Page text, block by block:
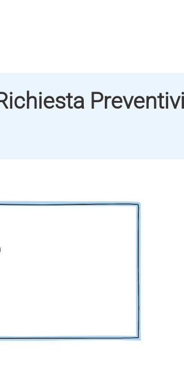
Preventivi